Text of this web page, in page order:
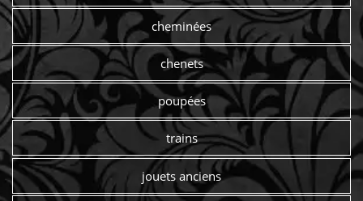
cheminées
chenets
poupées
trains
jouets anciens